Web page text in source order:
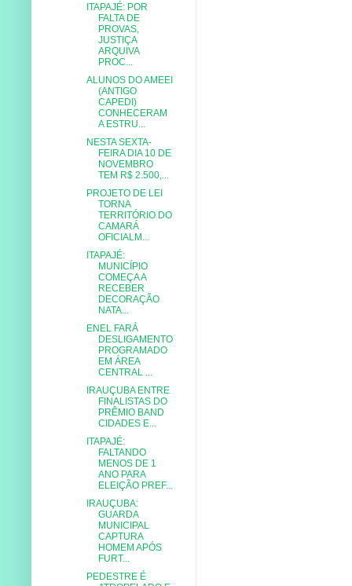
ITAPAJÉ: POR
FALTA DE
PROVAS,
JUSTIÇA
ARQUIVA
PROC...
ALUNOS DO AMEEI
(ANTIGO
CAPEDI)
CONHECERAM
A ESTRU...
NESTA SEXTA-
FEIRA DIA 10 DE
NOVEMBRO
TEM R$ 2.500,...
PROJETO DE LEI
TORNA
TERRITÓRIO DO
CAMARÁ
OFICIALM...
ITAPAJÉ:
MUNICÍPIO
COMEÇA A
RECEBER
DECORAÇÃO
NATA...
ENEL FARÁ
DESLIGAMENTO
PROGRAMADO
EM ÁREA
CENTRAL ...
IRAUÇUBA ENTRE
FINALISTAS DO
PRÊMIO BAND
CIDADES E...
ITAPAJÉ:
FALTANDO
MENOS DE 1
ANO PARA
ELEIÇÃO PREF...
IRAUÇUBA:
GUARDA
MUNICIPAL
CAPTURA
HOMEM APÓS
FURT...
PEDESTRE É